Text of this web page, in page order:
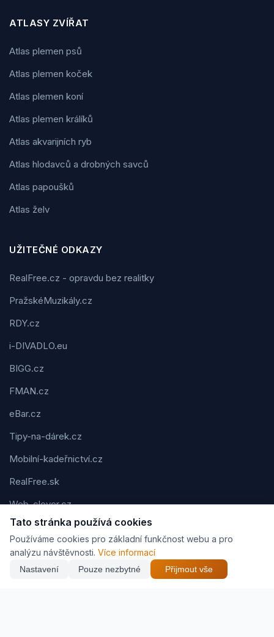
ATLASY ZVÍŘAT
Atlas plemen psů
Atlas plemen koček
Atlas plemen koní
Atlas plemen králíků
Atlas akvarijních ryb
Atlas hlodavců a drobných savců
Atlas papoušků
Atlas želv
UŽITEČNÉ ODKAZY
RealFree.cz - opravdu bez realitky
PražskéMuzikály.cz
RDY.cz
i-DIVADLO.eu
BIGG.cz
FMAN.cz
eBar.cz
Tipy-na-dárek.cz
Mobilní-kadeřnictví.cz
RealFree.sk
Web-clever.cz
Kvízov.cz
Karavaning.net
CVčko.eu
Tato stránka používá cookies
Používáme cookies pro základní funkčnost webu a pro
analýzu návštěvnosti. Více informací
Nastavení Pouze nezbytné Přijmout vše